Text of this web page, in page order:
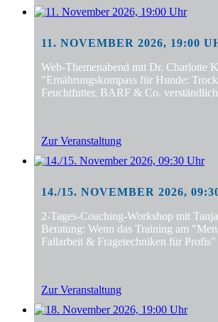
11. NOVEMBER 2026, 19:00
Web-Themenabend mit Dr. Charlotte
"Ernährungskompass für Hunde:
Feuchtfutter, BARF & Co.
Zur Veranstaltung
14./15. NOVEMBER 2026,
2-Tages-Coaching-Workshop mit
Beratung: Wenn das Training am
Fallarbeit & Fragetechniken für Profis"
Zur Veranstaltung